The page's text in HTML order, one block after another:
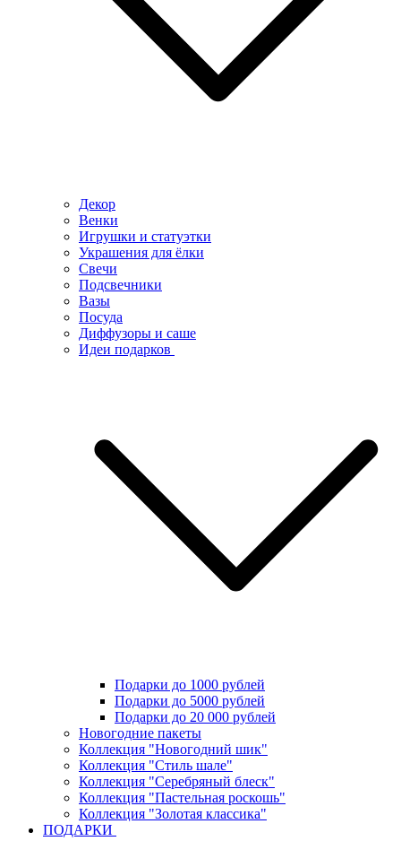
Декор
Венки
Игрушки и статуэтки
Украшения для ёлки
Свечи
Подсвечники
Вазы
Посуда
Диффузоры и саше
Идеи подарков
Подарки до 1000 рублей
Подарки до 5000 рублей
Подарки до 20 000 рублей
Новогодние пакеты
Коллекция "Новогодний шик"
Коллекция "Стиль шале"
Коллекция "Серебряный блеск"
Коллекция "Пастельная роскошь"
Коллекция "Золотая классика"
ПОДАРКИ